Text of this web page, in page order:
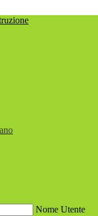
Nome Utente